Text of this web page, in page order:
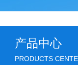
产品中心
PRODUCTS